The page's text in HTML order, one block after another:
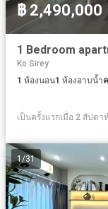
฿ 2,490,000
1 Bedroom
Ko Sirey
1 ห้องนอน1 ห้องอาบน้ำ
เป็นครั้งแรกเมื่อ 2 สัปดา
1 /31